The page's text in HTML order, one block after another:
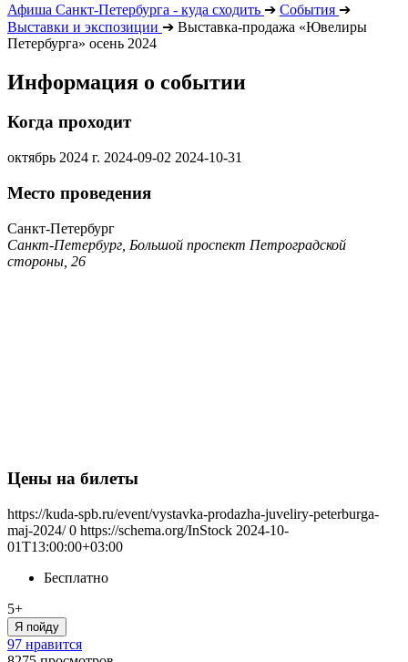
Афиша Санкт-Петербурга - куда сходить ➔ События ➔
Выставки и экспозиции ➔ Выставка-продажа «Ювелиры
Петербурга» осень 2024
Информация о событии
Когда проходит
октябрь 2024 г. 2024-09-02 2024-10-31
Место проведения
Санкт-Петербург
Санкт-Петербург, Большой проспект Петроградской
стороны, 26
Цены на билеты
https://kuda-spb.ru/event/vystavka-prodazha-juveliry-peterburga-
maj-2024/ 0 https://schema.org/InStock 2024-10-
01T13:00:00+03:00
Бесплатно
5+
Я пойду
97 нравится